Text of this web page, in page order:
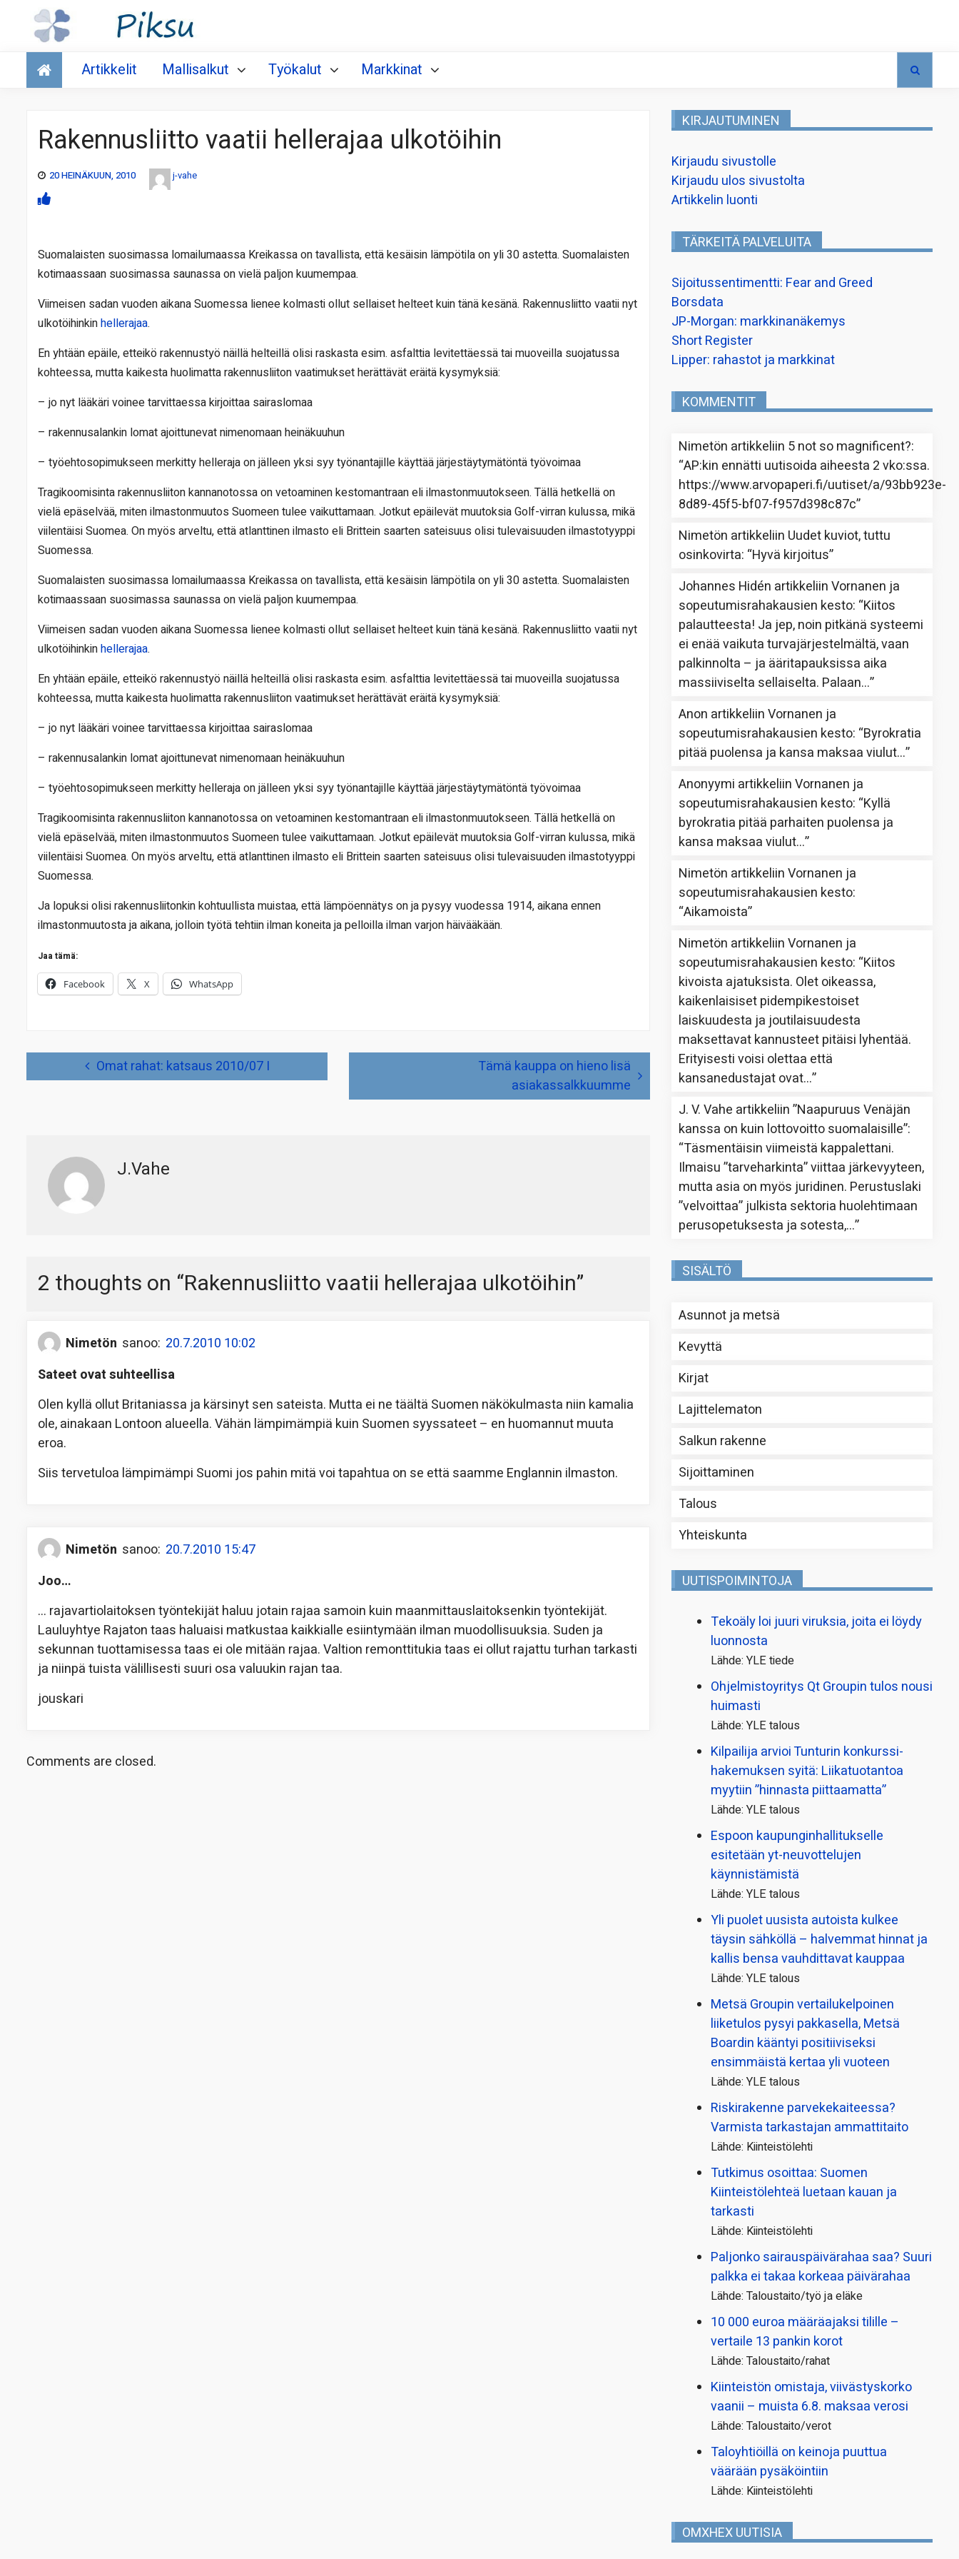
Talous
Artikkelit Mallisalkut Työkalut Markkinat
Rakennusliitto vaatii hellerajaa ulkotöihin
20 HEINÄKUUN, 2010 j-vahe
Suomalaisten suosimassa lomailumaassa Kreikassa on tavallista, että kesäisin lämpötila on yli 30 astetta. Suomalaisten
kotimaassaan suosimassa saunassa on vielä paljon kuumempaa.
Viimeisen sadan vuoden aikana Suomessa lienee kolmasti ollut sellaiset helteet kuin tänä kesänä. Rakennusliitto vaatii nyt
ulkotöihinkinhellerajaa.
En yhtään epäile, etteikö rakennustyö näillä helteillä olisi raskasta esim. asfalttia levitettäessä tai muoveilla suojatussa
kohteessa, mutta kaikesta huolimatta rakennusliiton vaatimukset herättävät eräitä kysymyksiä:
– jo nyt lääkäri voinee tarvittaessa kirjoittaa sairaslomaa
– rakennusalankin lomat ajoittunevat nimenomaan heinäkuuhun
– työehtosopimukseen merkitty helleraja on jälleen yksi syy työnantajille käyttää järjestäytymätöntä työvoimaa
Tragikoomisinta rakennusliiton kannanotossa on vetoaminen kestomantraan eli ilmastonmuutokseen. Tällä hetkellä on
vielä epäselvää, miten ilmastonmuutos Suomeen tulee vaikuttamaan. Jotkut epäilevät muutoksia Golf-virran kulussa, mikä
viilentäisi Suomea. On myös arveltu, että atlanttinen ilmasto eli Brittein saarten sateisuus olisi tulevaisuuden ilmastotyyppi
Suomessa.
Suomalaisten suosimassa lomailumaassa Kreikassa on tavallista, että kesäisin lämpötila on yli 30 astetta. Suomalaisten
kotimaassaan suosimassa saunassa on vielä paljon kuumempaa.
Viimeisen sadan vuoden aikana Suomessa lienee kolmasti ollut sellaiset helteet kuin tänä kesänä. Rakennusliitto vaatii nyt
ulkotöihinkinhellerajaa.
En yhtään epäile, etteikö rakennustyö näillä helteillä olisi raskasta esim. asfalttia levitettäessä tai muoveilla suojatussa
kohteessa, mutta kaikesta huolimatta rakennusliiton vaatimukset herättävät eräitä kysymyksiä:
– jo nyt lääkäri voinee tarvittaessa kirjoittaa sairaslomaa
– rakennusalankin lomat ajoittunevat nimenomaan heinäkuuhun
– työehtosopimukseen merkitty helleraja on jälleen yksi syy työnantajille käyttää järjestäytymätöntä työvoimaa
Tragikoomisinta rakennusliiton kannanotossa on vetoaminen kestomantraan eli ilmastonmuutokseen. Tällä hetkellä on
vielä epäselvää, miten ilmastonmuutos Suomeen tulee vaikuttamaan. Jotkut epäilevät muutoksia Golf-virran kulussa, mikä
viilentäisi Suomea. On myös arveltu, että atlanttinen ilmasto eli Brittein saarten sateisuus olisi tulevaisuuden ilmastotyyppi
Suomessa.
Ja lopuksi olisi rakennusliitonkin kohtuullista muistaa, että lämpöennätys on ja pysyy vuodessa 1914, aikana ennen
ilmastonmuutosta ja aikana, jolloin työtä tehtiin ilman koneita ja pelloilla ilman varjon häivääkään.
Jaa tämä:
Facebook X WhatsApp
Omat rahat: katsaus 2010/07 I
Tämä kauppa on hieno lisä
asiakassalkkuumme
J.Vahe
2 thoughts on “Rakennusliitto vaatii hellerajaa ulkotöihin”
Nimetön sanoo: 20.7.2010 10:02
Sateet ovat suhteellisa
Olen kyllä ollut Britaniassa ja kärsinyt sen sateista. Mutta ei ne täältä Suomen näkökulmasta niin kamalia
ole, ainakaan Lontoon alueella. Vähän lämpimämpiä kuin Suomen syyssateet – en huomannut muuta
eroa.
Siis tervetuloa lämpimämpi Suomi jos pahin mitä voi tapahtua on se että saamme Englannin ilmaston.
Nimetön sanoo: 20.7.2010 15:47
Joo…
… rajavartiolaitoksen työntekijät haluu jotain rajaa samoin kuin maanmittauslaitoksenkin työntekijät.
Lauluyhtye Rajaton taas haluaisi matkustaa kaikkialle esiintymään ilman muodollisuuksia. Suden ja
sekunnan tuottamisessa taas ei ole mitään rajaa. Valtion remonttitukia taas ei ollut rajattu turhan tarkasti
ja niinpä tuista välillisesti suuri osa valuukin rajan taa.
jouskari
Comments are closed.
KIRJAUTUMINEN
Kirjaudu sivustolle
Kirjaudu ulos sivustolta
Artikkelin luonti
TÄRKEITÄ PALVELUITA
Sijoitussentimentti: Fear and Greed
Borsdata
JP-Morgan: markkinanäkemys
Short Register
Lipper: rahastot ja markkinat
KOMMENTIT
Nimetön artikkeliin 5 not so magnificent?:
“AP:kin ennätti uutisoida aiheesta 2 vko:ssa.
https://www.arvopaperi.fi/uutiset/a/93bb923e-
8d89-45f5-bf07-f957d398c87c”
Nimetön artikkeliin Uudet kuviot, tuttu
osinkovirta: “Hyvä kirjoitus”
Johannes Hidén artikkeliinVornanen ja
sopeutumisrahakausien kesto: “Kiitos
palautteesta! Ja jep, noin pitkänä systeemi
ei enää vaikuta turvajärjestelmältä, vaan
palkinnolta – ja ääritapauksissa aika
massiiviselta sellaiselta. Palaan…”
Anon artikkeliinVornanen ja
sopeutumisrahakausien kesto: “Byrokratia
pitää puolensa ja kansa maksaa viulut…”
Anonyymi artikkeliinVornanen ja
sopeutumisrahakausien kesto: “Kyllä
byrokratia pitää parhaiten puolensa ja
kansa maksaa viulut…”
Nimetön artikkeliinVornanen ja
sopeutumisrahakausien kesto:
“Aikamoista”
Nimetön artikkeliinVornanen ja
sopeutumisrahakausien kesto: “Kiitos
kivoista ajatuksista. Olet oikeassa,
kaikenlaisiset pidempikestoiset
laiskuudesta ja joutilaisuudesta
maksettavat kannusteet pitäisi lyhentää.
Erityisesti voisi olettaa että
kansanedustajat ovat…”
J. V. Vahe artikkeliin”Naapuruus Venäjän
kanssa on kuin lottovoitto suomalaisille”:
“Täsmentäisin viimeistä kappalettani.
Ilmaisu ”tarveharkinta” viittaa järkevyyteen,
mutta asia on myös juridinen. Perustuslaki
”velvoittaa” julkista sektoria huolehtimaan
perusopetuksesta ja sotesta,…”
SISÄLTÖ
Asunnot ja metsä
Kevyttä
Kirjat
Lajittelematon
Salkun rakenne
Sijoittaminen
Talous
Yhteiskunta
UUTISPOIMINTOJA
Tekoäly loi juuri viruksia, joita ei löydy
luonnosta
Lähde: YLE tiede
Ohjelmistoyritys Qt Groupin tulos nousi
huimasti
Lähde: YLE talous
Kilpailija arvioi Tunturin konkurssi­
hakemuksen syitä: Liikatuotantoa
myytiin ”hinnasta piittaamatta”
Lähde: YLE talous
Espoon kaupungin­hallitukselle
esitetään yt-neuvottelujen
käynnistämistä
Lähde: YLE talous
Yli puolet uusista autoista kulkee
täysin sähköllä – halvemmat hinnat ja
kallis bensa vauhdittavat kauppaa
Lähde: YLE talous
Metsä Groupin vertailu­kelpoinen
liiketulos pysyi pakkasella, Metsä
Boardin kääntyi positiiviseksi
ensimmäistä kertaa yli vuoteen
Lähde: YLE talous
Riskirakenne parvekekaiteessa?
Varmista tarkastajan ammattitaito
Lähde: Kiinteistölehti
Tutkimus osoittaa: Suomen
Kiinteistölehteä luetaan kauan ja
tarkasti
Lähde: Kiinteistölehti
Paljonko sairauspäivä­rahaa saa? Suuri
palkka ei takaa korkeaa päivärahaa
Lähde: Taloustaito/työ ja eläke
10 000 euroa määräajaksi tilille –
vertaile 13 pankin korot
Lähde: Taloustaito/rahat
Kiinteistön omistaja, viivästyskorko
vaanii – muista 6.8. maksaa verosi
Lähde: Taloustaito/verot
Taloyhtiöillä on keinoja puuttua
väärään pysäköintiin
Lähde: Kiinteistölehti
OMXHEX UUTISIA